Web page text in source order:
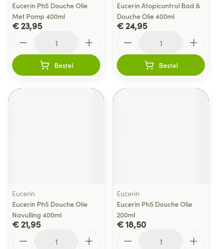
Eucerin Ph5 Douche Olie
Met Pomp 400ml
€ 23,95
Bestel
Eucerin Atopicontrol Bad &
Douche Olie 400ml
€ 24,95
Bestel
Eucerin
Eucerin Ph5 Douche Olie
Navulling 400ml
€ 21,95
Eucerin
Eucerin Ph5 Douche Olie
200ml
€ 18,50